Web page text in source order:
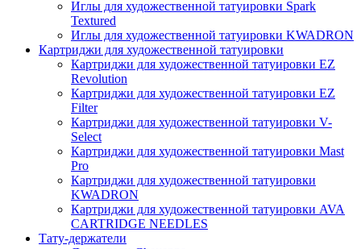
Иглы для художественной татуировки Spark
Textured
Иглы для художественной татуировки KWADRON
Картриджи для художественной татуировки
Картриджи для художественной татуировки EZ
Revolution
Картриджи для художественной татуировки EZ
Filter
Картриджи для художественной татуировки V-
Select
Картриджи для художественной татуировки Mast
Pro
Картриджи для художественной татуировки
KWADRON
Картриджи для художественной татуировки AVA
CARTRIDGE NEEDLES
Тату-держатели